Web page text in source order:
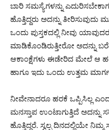
ಬಾರಿ ಸಮಸ್ಯೆಗಳನ್ನು
ಹೊತ್ತಿದ್ದರು ಅದನ್ನು ತೀರಿಸುವುದು
ಒಂದು ಪುಸ್ತಕದಲ್ಲಿ ನೀವು
ಮಾಡಿಕೊಂಡಿರುತ್ತೀರೋ ಅದನ್ನು
ಆಕಾಂಕ್ಷೆಗಳು ಈಡೇರಿದ ಮೇಲೆ ಆ
ಹಾಗೂ ಇದು ಒಂದು ಉತ್ತಮ
ನೀವೇನಾದರೂ ಹರಕೆ ಒಪ್ಪಿಸಿಲ್ಲ
ಮನಸ್ತಾಪ ಉಂಟಾಗುತ್ತಿದೆ ಅದನ್ನು
ಹೊತ್ತಿದ್ದರೆ. ಸ್ವಲ್ಪ ದಿನದಲ್ಲಿಯೇ